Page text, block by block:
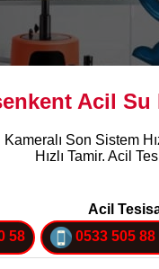
Acil Su
Son Sistem
Hızlı Tamir. Acil
Acil
58
0533 505 88